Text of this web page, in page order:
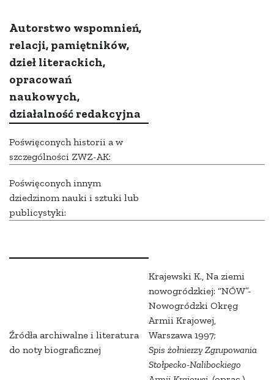
Autorstwo wspomnień,
relacji, pamiętników,
dzieł literackich,
opracowań
naukowych,
działalność redakcyjna
Poświęconych historii a w
szczególności ZWZ-AK:
Poświęconych innym
dziedzinom nauki i sztuki lub
publicystyki:
Źródła archiwalne i literatura
do noty biograficznej
Krajewski K., Na ziemi
nowogródzkiej: “NÓW”-
Nowogródzki Okręg
Armii Krajowej,
Warszawa 1997;
Spis żołnierzy Zgrupowania
Stołpecko-Nalibockiego